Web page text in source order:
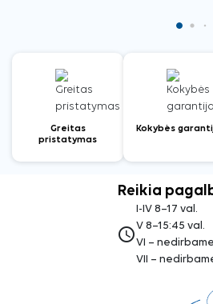
Greitas
pristatymas
Kokybės
Reikia
access_time
I-IV 8–17 val.
V 8–15:45 val.
VI – nedirbame
VII –